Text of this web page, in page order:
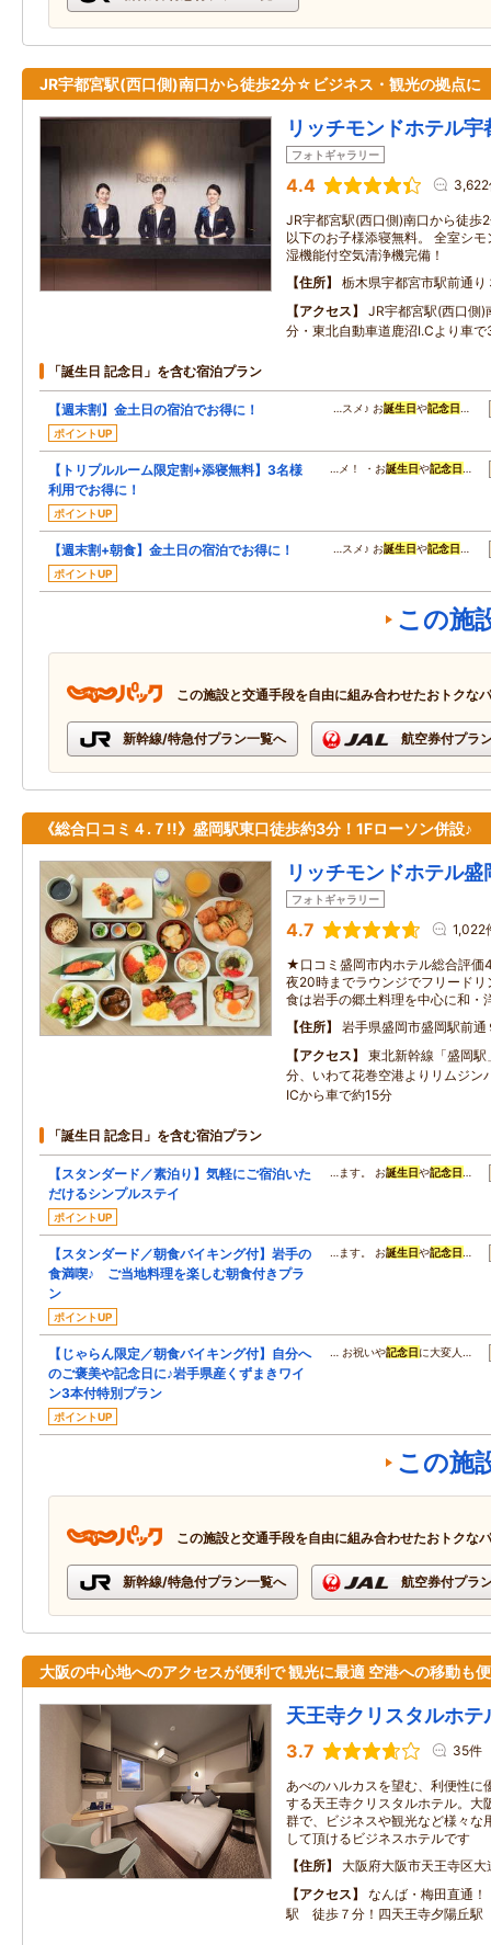
JR宇都宮駅(西口側)南口から徒歩2分☆ビジネス・観光の拠点に
リッチモンドホテル宇
フォトギャラリー
4.4
JR宇都宮駅(西口側)南口から徒
以下のお子様添寝無料。 全室シ
湿機能付空気清浄機完備！
住所
栃木県宇都宮市駅前通り
アクセス
JR宇都宮駅(西口側)
分・東北自動車道鹿沼I.Cより車
「誕生日 記念日」を含む宿泊プラン
【週末割】金土日の宿泊でお得に！
ポイントUP
…スメ♪ お誕生日や記念日 …
【トリプルルーム限定割+添寝無料】3名様
利用でお得に！
ポイントUP
…メ！ ・お誕生日や記念日 …
【週末割+朝食】金土日の宿泊でお得に！
ポイントUP
…スメ♪ お誕生日や記念日 …
この施
この施設と交通手段を自由に組み合わせたおトクな
新幹線/特急付プラン一覧へ 航空券付プラ
《総合口コミ４.７!!》盛岡駅東口徒歩約3分！1Fローソン併設♪
リッチモンドホテル盛
フォトギャラリー
4.7 1,022
★口コミ盛岡市内ホテル総合評
夜20時までラウンジでフリード
食は岩手の郷土料理を中心に和・
住所
岩手県盛岡市盛岡駅前通
アクセス
東北新幹線「盛岡
分、いわて花巻空港よりリムジン
ICから車で約15分
「誕生日 記念日」を含む宿泊プラン
【スタンダード／素泊り】気軽にご宿泊いた
だけるシンプルステイ
ポイントUP
…ます。 お誕生日や記念日 …
【スタンダード／朝食バイキング付】岩手の
食満喫♪ ご当地料理を楽しむ朝食付きプラ
ン
ポイントUP
…ます。 お誕生日や記念日 …
【じゃらん限定／朝食バイキング付】自分へ
のご褒美や記念日に♪岩手県産くずまきワイ
ン3本付特別プラン
ポイントUP
… お祝いや記念日 に大変人…
この施
この施設と交通手段を自由に組み合わせたおトクな
新幹線/特急付プラン一覧へ 航空券付プラ
大阪の中心地へのアクセスが便利で 観光に最適 空港への移動も
天王寺クリスタルホテ
3.7 35件
あべのハルカスを望む、利便性に
する天王寺クリスタルホテル。大
群で、ビジネスや観光など様々な
して頂けるビジネスホテルです
住所
大阪府大阪市天王寺区大
アクセス
なんば・梅田直通
駅 徒歩７分！四天王寺夕陽丘